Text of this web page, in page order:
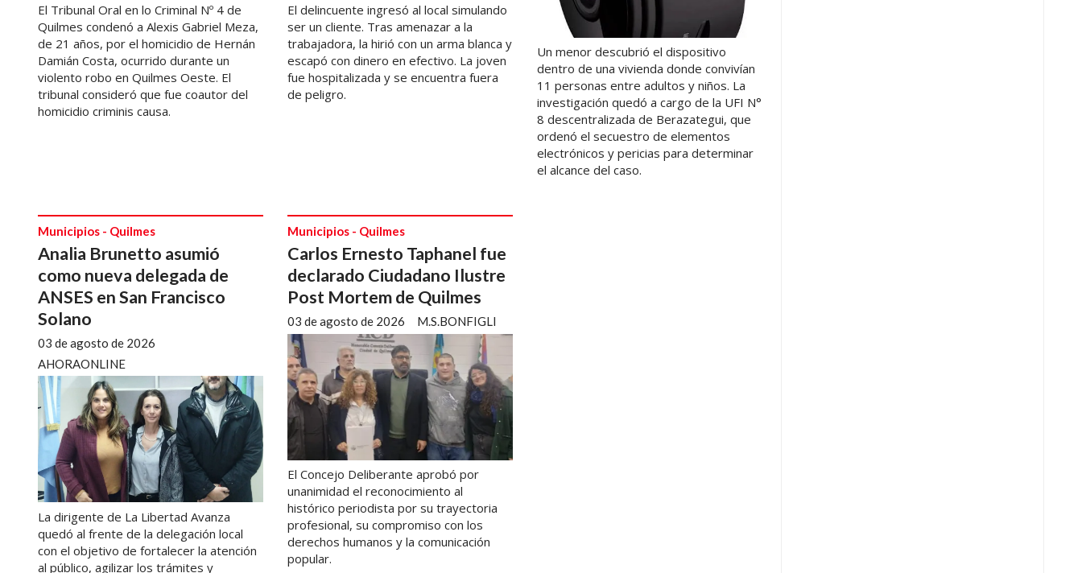
El Tribunal Oral en lo Criminal Nº 4 de
Quilmes condenó a Alexis Gabriel Meza,
de 21 años, por el homicidio de Hernán
Damián Costa, ocurrido durante un
violento robo en Quilmes Oeste. El
tribunal consideró que fue coautor del
homicidio criminis causa.
El delincuente ingresó al local simulando
ser un cliente. Tras amenazar a la
trabajadora, la hirió con un arma blanca y
escapó con dinero en efectivo. La joven
fue hospitalizada y se encuentra fuera
de peligro.
Un menor descubrió el dispositivo
dentro de una vivienda donde convivían
11 personas entre adultos y niños. La
investigación quedó a cargo de la UFI N°
8 descentralizada de Berazategui, que
ordenó el secuestro de elementos
electrónicos y pericias para determinar
el alcance del caso.
Analia Brunetto asumió
como nueva delegada de
ANSES en San Francisco
Solano
AHORAONLINE
Municipios - Quilmes
03 de agosto de 2026
La dirigente de La Libertad Avanza
quedó al frente de la delegación local
con el objetivo de fortalecer la atención
al público, agilizar los trámites y
Carlos Ernesto Taphanel fue
declarado Ciudadano Ilustre
Post Mortem de Quilmes
M.S.BONFIGLI
Municipios - Quilmes
03 de agosto de 2026
El Concejo Deliberante aprobó por
unanimidad el reconocimiento al
histórico periodista por su trayectoria
profesional, su compromiso con los
derechos humanos y la comunicación
popular.